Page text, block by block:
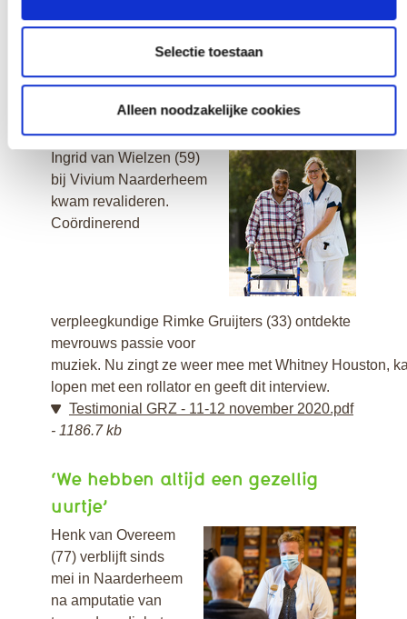
Selectie toestaan
Alleen noodzakelijke cookies
‘Zij zet muziek op, ik zing mee’
Ze kon niet praten, niet
lopen en lag veel toen
Ingrid van Wielzen (59)
bij Vivium Naarderheem
kwam revalideren.
Coördinerend
verpleegkundige Rimke Gruijters (33) ontdekte
mevrouws passie voor
muziek. Nu zingt ze weer mee met Whitney Houston,
lopen met een rollator en geeft dit interview.
Testimonial GRZ - 11-12 november 2020.pdf
1186.7 kb
‘We hebben altijd een gezellig
uurtje’
Henk van Overeem
(77) verblijft sinds
mei in Naarderheem
na amputatie van